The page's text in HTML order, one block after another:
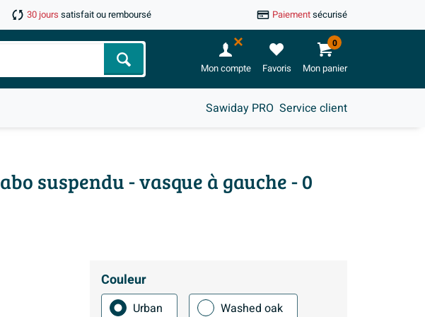
30 jours satisfait ou remboursé Paiementsécurisé
Chercher Mon compte Favoris Mon panier
0
Sawiday PRO Service client
suspendu - vasque à gauche - 0
Couleur
Urban Washed oak